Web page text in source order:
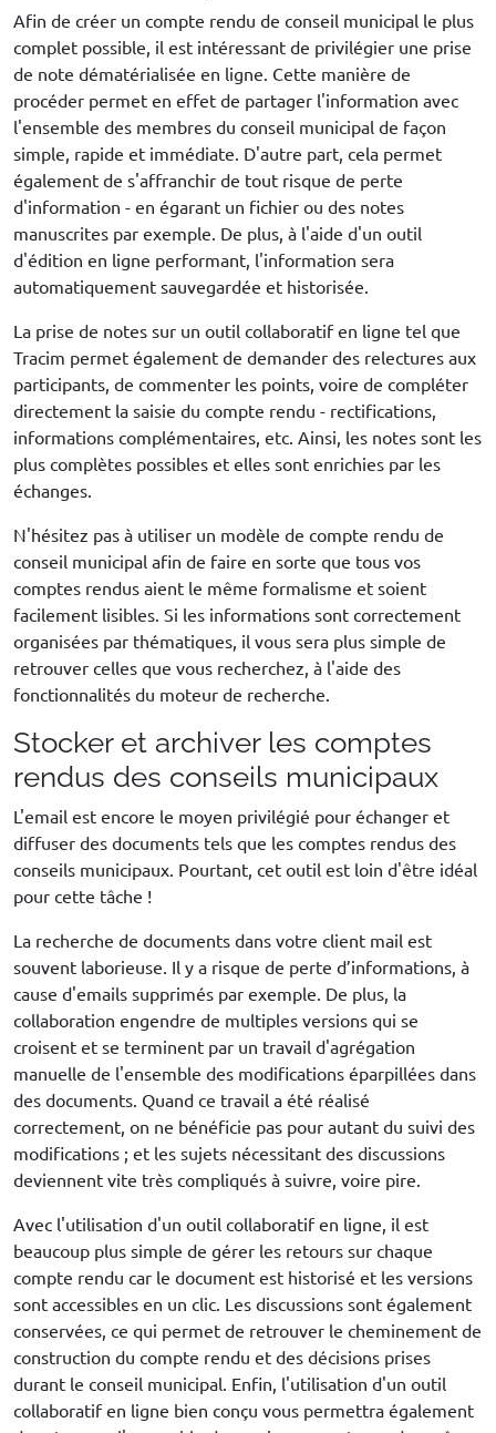
Afin de créer un compte rendu de conseil municipal le plus
complet possible, il est intéressant de privilégier une prise
de note dématérialisée en ligne. Cette manière de
procéder permet en effet de partager l'information avec
l'ensemble des membres du conseil municipal de façon
simple, rapide et immédiate. D'autre part, cela permet
également de s'affranchir de tout risque de perte
d'information - en égarant un fichier ou des notes
manuscrites par exemple. De plus, à l'aide d'un outil
d'édition en ligne performant, l'information sera
automatiquement sauvegardée et historisée.
La prise de notes sur un outil collaboratif en ligne tel que
Tracim permet également de demander des relectures aux
participants, de commenter les points, voire de compléter
directement la saisie du compte rendu - rectifications,
informations complémentaires, etc. Ainsi, les notes sont les
plus complètes possibles et elles sont enrichies par les
échanges.
N'hésitez pas à utiliser un modèle de compte rendu de
conseil municipal afin de faire en sorte que tous vos
comptes rendus aient le même formalisme et soient
facilement lisibles. Si les informations sont correctement
organisées par thématiques, il vous sera plus simple de
retrouver celles que vous recherchez, à l'aide des
fonctionnalités du moteur de recherche.
Stocker et archiver les comptes
rendus des conseils municipaux
L'email est encore le moyen privilégié pour échanger et
diffuser des documents tels que les comptes rendus des
conseils municipaux. Pourtant, cet outil est loin d'être idéal
pour cette tâche !
La recherche de documents dans votre client mail est
souvent laborieuse. Il y a risque de perte d’informations, à
cause d'emails supprimés par exemple. De plus, la
collaboration engendre de multiples versions qui se
croisent et se terminent par un travail d'agrégation
manuelle de l'ensemble des modifications éparpillées dans
des documents. Quand ce travail a été réalisé
correctement, on ne bénéficie pas pour autant du suivi des
modifications ; et les sujets nécessitant des discussions
deviennent vite très compliqués à suivre, voire pire.
Avec l'utilisation d'un outil collaboratif en ligne, il est
beaucoup plus simple de gérer les retours sur chaque
compte rendu car le document est historisé et les versions
sont accessibles en un clic. Les discussions sont également
conservées, ce qui permet de retrouver le cheminement de
construction du compte rendu et des décisions prises
durant le conseil municipal. Enfin, l'utilisation d'un outil
collaboratif en ligne bien conçu vous permettra également